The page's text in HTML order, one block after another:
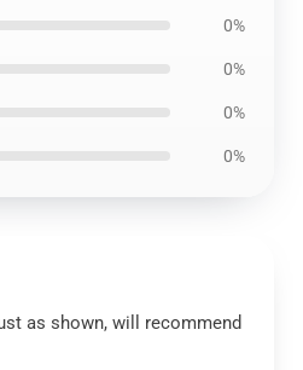
0%
0%
0%
0%
as shown, will recommend